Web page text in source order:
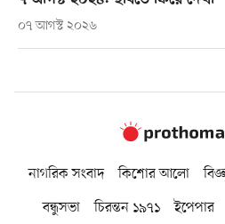
০৭ আগস্ট ২০২৬
নাগরিক সংবাদ কিশোর আলো
বন্ধুসভা
চিরন্তন ১৯৭১ ইপেপার